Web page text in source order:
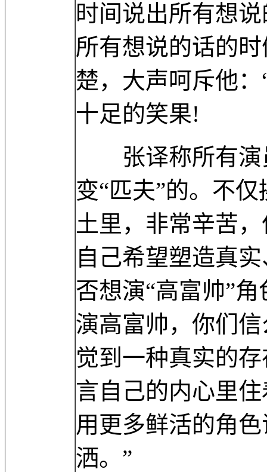
时间说出所有想
所有想说的话的
楚，大声呵斥他
十足的笑果!
张译称所有演
变“匹夫”的。不
土里，非常辛苦
自己希望塑造真
否想演“高富帅”
演高富帅，你们
觉到一种真实的
言自己的内心里
用更多鲜活的角
洒。”